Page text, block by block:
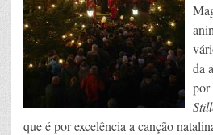
da
por
que é por excelência a canção